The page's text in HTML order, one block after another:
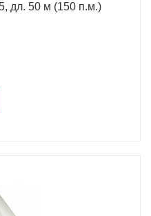
дл. 50 м (150 п.м.)